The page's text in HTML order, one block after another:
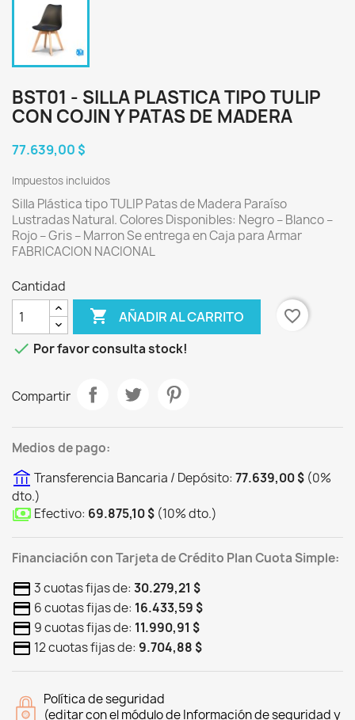
BST01 - SILLA PLASTICA TIPO TULIP
CON COJIN Y PATAS DE MADERA
77.639,00 $
Impuestos incluidos
Silla Plástica tipo TULIP Patas de Madera Paraíso
Lustradas Natural. Colores Disponibles: Negro – Blanco –
Rojo – Gris – Marron Se entrega en Caja para Armar
FABRICACION NACIONAL
Cantidad
 AÑADIR AL CARRITO
favorite_border
 Por favor consulta stock!
Compartir
Medios de pago:
Transferencia Bancaria / Depósito: 77.639,00 $ (0%
dto.)
Efectivo: 69.875,10 $ (10%dto.)
Financiación con Tarjeta de Crédito Plan Cuota Simple:
3 cuotas fijas de: 30.279,21 $
6 cuotas fijas de: 16.433,59 $
9 cuotas fijas de: 11.990,91 $
12 cuotas fijas de: 9.704,88 $
Política de seguridad
(editar con el módulo de Información de seguridad y